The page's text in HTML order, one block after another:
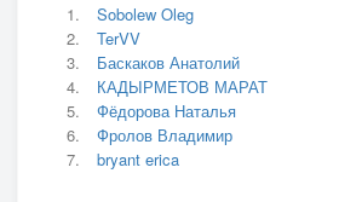
Sobolew Oleg
TerVV
Баскаков Анатолий
КАДЫРМЕТОВ МАРАТ
Фёдорова Наталья
Фролов Владимир
bryant erica